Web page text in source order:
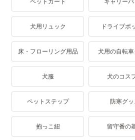
ペットカート キャリー
犬用リュック ドライブボ
床・フローリング用品 犬用の自転
犬服 犬のコス
ペットステップ 防寒グ
抱っこ紐 留守番の